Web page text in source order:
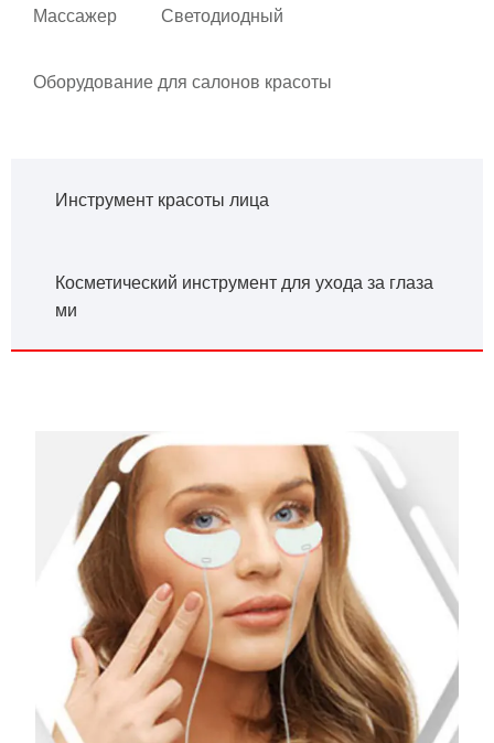
Массажер Светодиодный
Оборудование для салонов красоты
Инструмент красоты лица
Косметический инструмент для ухода за глаза
ми